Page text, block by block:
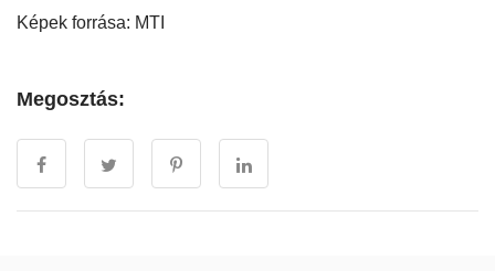
Képek forrása: MTI
Megosztás: